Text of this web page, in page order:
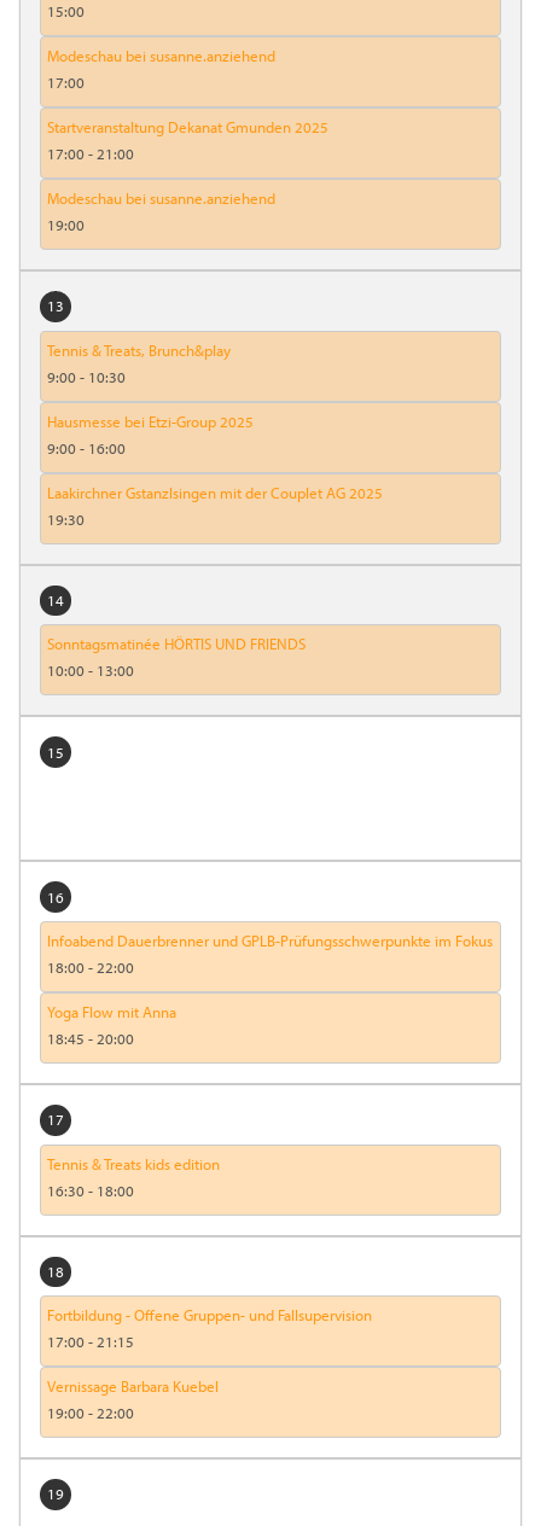
15:00
Modeschau bei susanne.anziehend
17:00
Startveranstaltung Dekanat Gmunden 2025
17:00- 21:00
Modeschau bei susanne.anziehend
19:00
13
Tennis & Treats, Brunch&play
9:00- 10:30
Hausmesse bei Etzi-Group 2025
9:00- 16:00
Laakirchner Gstanzlsingen mit der Couplet AG 2025
19:30
14
Sonntagsmatinée HÖRTIS UND FRIENDS
10:00- 13:00
15
16
Infoabend Dauerbrenner und GPLB-Prüfungsschwerpunkte im Fokus
18:00- 22:00
Yoga Flow mit Anna
18:45 - 20:00
17
Tennis & Treats kids edition
16:30- 18:00
18
Fortbildung - Offene Gruppen- und Fallsupervision
17:00- 21:15
Vernissage Barbara Kuebel
19:00- 22:00
19